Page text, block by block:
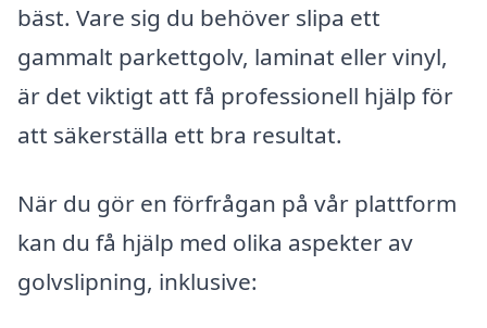
bäst. Vare sig du behöver slipa ett
gammalt parkettgolv, laminat eller vinyl,
är det viktigt att få professionell hjälp för
att säkerställa ett bra resultat.
När du gör en förfrågan på vår plattform
kan du få hjälp med olika aspekter av
golvslipning, inklusive: